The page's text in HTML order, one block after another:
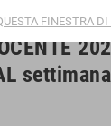
FINESTRA DI